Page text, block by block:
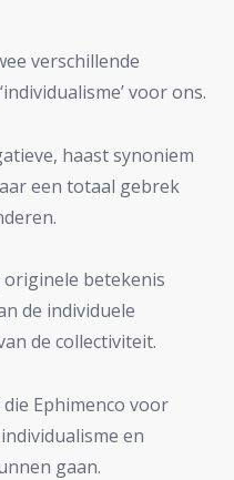
verschillende
voor ons.
haast synoniem
een totaal gebrek
betekenis
de individuele
de collectiviteit.
Ephimenco voor
en
gaan.